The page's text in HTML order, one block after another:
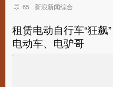
65 新浪新闻综合
租赁电动自行车“狂飙
电动车、电驴哥